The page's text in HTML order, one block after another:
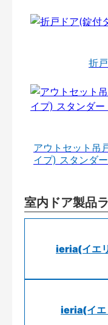
折
アウトセット吊
イプ) スタンダ
室内ドア製品
ieria(イエ
ieria(イエ